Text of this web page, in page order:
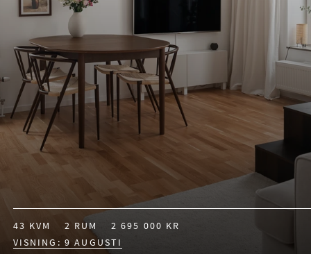
43 KVM 2 RUM
2 695 000 KR
VISNING: 9 AUGUSTI